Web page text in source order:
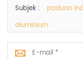
Subjek :
paduan
aluminium